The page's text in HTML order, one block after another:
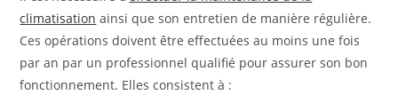
climatisation ainsi que son entretien de manière régulière.
Ces opérations doivent être effectuées au moins une fois
par an par un professionnel qualifié pour assurer son bon
fonctionnement. Elles consistent à :